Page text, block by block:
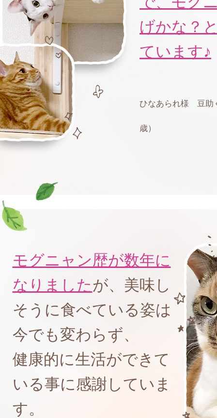
げかな？
ています♪
ひなあられ様 豆助
歳）
モグニャン歴が数年に
なりましたが、美味し
そうに食べている姿は
今でも変わらず、
健康的に生活ができて
いる事に感謝していま
す。